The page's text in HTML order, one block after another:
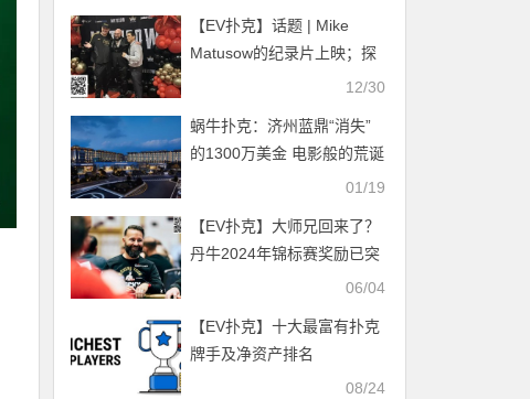
【EV扑克】话题 | Mike
Matusow的纪录片上映；探
索扑克界争议人物的传奇一
12/30
蜗牛扑克：济州蓝鼎“消失”
的1300万美金 电影般的荒诞
01/19
【EV扑克】大师兄回来了？
丹牛2024年锦标赛奖励已突
破100W刀！连Phil Ivey都望
06/04
【EV扑克】十大最富有扑克
牌手及净资产排名
08/24